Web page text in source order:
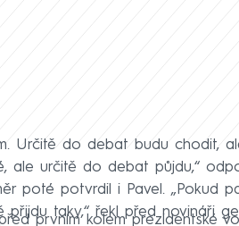
Určitě do debat budu chodit,
ale určitě do debat půjdu,“
poté potvrdil i Pavel. „Pokud
přijdu taky,“ řekl před novináři
prvním kolem prezidentské